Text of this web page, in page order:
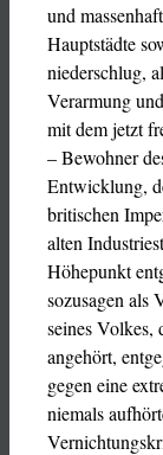
und
Hauptstädte
niederschlug,
Verarmung
mit dem jetzt
– Bewohner
Entwicklung,
britischen
alten
Höhepunkt
sozusagen als
seines Volkes,
angehört,
gegen eine
niemals